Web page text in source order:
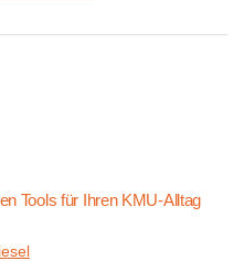
Tools für Ihren KMU-Alltag